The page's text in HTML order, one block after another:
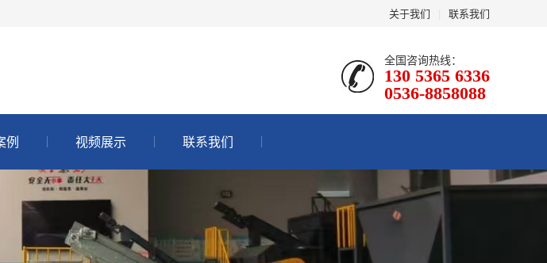
关于我们 联系我们
全国咨询热线：
130 5365 6336
0536-8858088
例 视频展示 联系我们